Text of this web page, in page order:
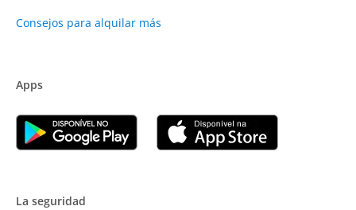
Consejos para alquilar más
Apps
La seguridad